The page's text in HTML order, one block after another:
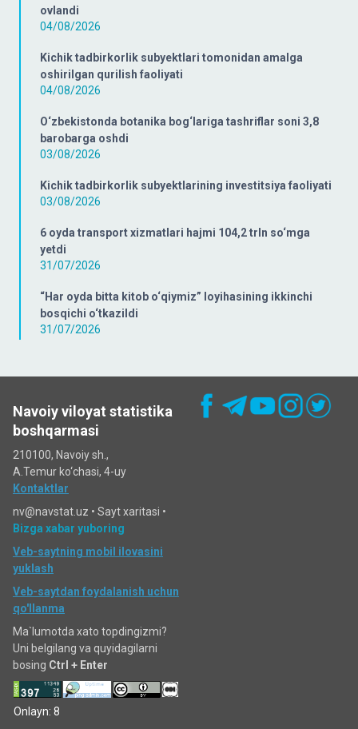
ovlandi
04/08/2026
Kichik tadbirkorlik subyektlari tomonidan amalga
oshirilgan qurilish faoliyati
04/08/2026
O‘zbekistonda botanika bog‘lariga tashriflar soni 3,8
barobarga oshdi
03/08/2026
Kichik tadbirkorlik subyektlarining investitsiya faoliyati
03/08/2026
6 oyda transport xizmatlari hajmi 104,2 trln so‘mga
yetdi
31/07/2026
“Har oyda bitta kitob o‘qiymiz” loyihasining ikkinchi
bosqichi o‘tkazildi
31/07/2026
Navoiy viloyat statistika
boshqarmasi
210100, Navoiy sh.,
A.Temur ko‘chаsi, 4-uy
Kontaktlar
nv@navstat.uz • Sayt xaritasi •
Bizga xabar yuboring
Veb-saytning mobil ilovasini
yuklash
Veb-saytdan foydalanish uchun
qo'llanma
Ma`lumotda xato topdingizmi?
Uni belgilang va quyidagilarni
bosing Ctrl + Enter
Onlayn: 8